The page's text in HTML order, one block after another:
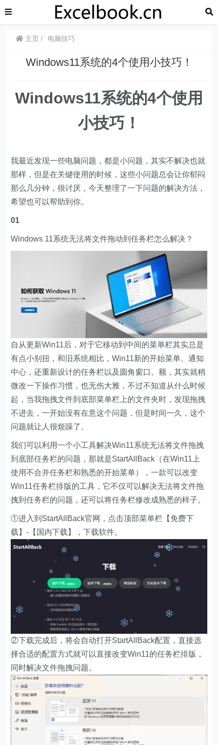
主页 电脑技巧
​​Windows11系统的4个使用小技巧！
Windows11系统的4个使用
小技巧！
我最近发现一些电脑问题，都是小问题，其实不解决也就
那样，但是在关键使用的时候，这些小问题总会让你郁闷
那么几分钟，很讨厌，今天整理了一下问题的解决方法，
希望也可以帮助到你。
01
Windows 11系统无法将文件拖动到任务栏怎么解决？
自从更新Win11后，对于它移动到中间的菜单栏其实总是
有点小别扭，和旧系统相比，Win11新的开始菜单、通知
中心，还重新设计的任务栏以及圆角窗口。额，其实就稍
微改一下操作习惯，也无伤大雅，不过不知道从什么时候
起，当我拖拽文件到底部菜单栏上的文件夹时，发现拖拽
不进去，一开始没有在意这个问题，但是时间一久，这个
问题就让人很烦躁了。
我们可以利用一个小工具解决Win11系统无法将文件拖拽
到底部任务栏的问题，那就是StartAllBack（在Win11上
使用不合并任务栏和熟悉的开始菜单），一款可以改变
Win11任务栏排版的工具，它不仅可以解决无法将文件拖
拽到任务栏的问题，还可以将任务栏修改成熟悉的样子。
①进入到StartAllBack官网，点击顶部菜单栏【免费下
载】-【国内下载】，下载软件。
②下载完成后，将会自动打开StartAllBack配置，直接选
择合适的配置方式就可以直接改变Win11的任务栏排版，
同时解决文件拖拽问题。